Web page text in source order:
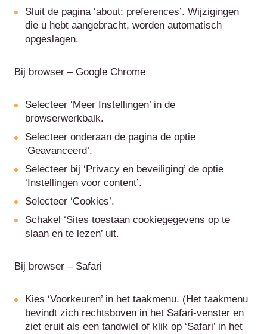
Sluit de pagina ‘about: preferences’. Wijzigingen
die u hebt aangebracht, worden automatisch
opgeslagen.
Bij browser – Google Chrome
Selecteer ‘Meer Instellingen’ in de
browserwerkbalk.
Selecteer onderaan de pagina de optie
‘Geavanceerd’.
Selecteer bij ‘Privacy en beveiliging’ de optie
‘Instellingen voor content’.
Selecteer ‘Cookies’.
Schakel ‘Sites toestaan cookiegegevens op te
slaan en te lezen’ uit.
Bij browser – Safari
Kies ‘Voorkeuren’ in het taakmenu. (Het taakmenu
bevindt zich rechtsboven in het Safari-venster en
ziet eruit als een tandwiel of klik op ‘Safari’ in het